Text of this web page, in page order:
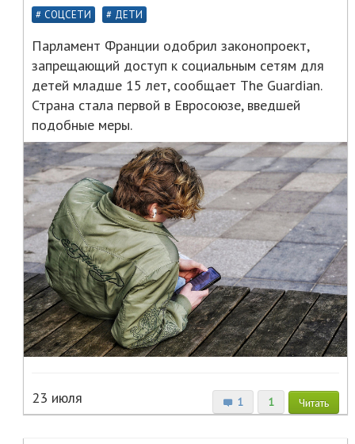
СОЦСЕТИ ДЕТИ
Парламент Франции одобрил законопроект,
запрещающий доступ к социальным сетям для
детей младше 15 лет, сообщает The Guardian.
Страна стала первой в Евросоюзе, введшей
подобные меры.
1 1 Читать
23 июля